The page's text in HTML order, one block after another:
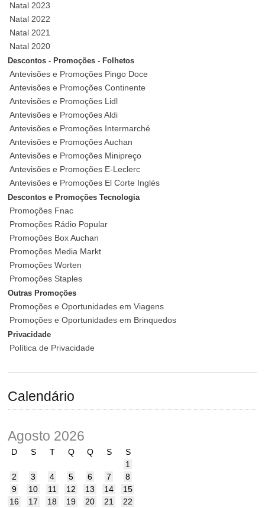
Natal 2023
Natal 2022
Natal 2021
Natal 2020
Descontos - Promoções - Folhetos
Antevisões e Promoções Pingo Doce
Antevisões e Promoções Continente
Antevisões e Promoções Lidl
Antevisões e Promoções Aldi
Antevisões e Promoções Intermarché
Antevisões e Promoções Auchan
Antevisões e Promoções Minipreço
Antevisões e Promoções E-Leclerc
Antevisões e Promoções El Corte Inglés
Descontos e Promoções Tecnologia
Promoções Fnac
Promoções Rádio Popular
Promoções Box Auchan
Promoções Media Markt
Promoções Worten
Promoções Staples
Outras Promoções
Promoções e Oportunidades em Viagens
Promoções e Oportunidades em Brinquedos
Privacidade
Política de Privacidade
Calendário
Agosto 2026
D S T Q Q S
S
1
2
3 4 5 6 7
8
9
10 11 12 13 14
15
16
17 18 19 20 21
22